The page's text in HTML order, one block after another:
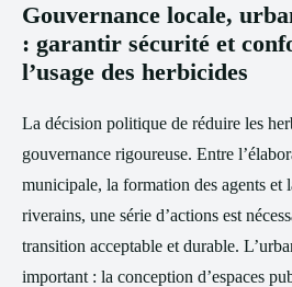
Gouvernance locale,
: garantir sécurité et
l’usage des herbicides
La décision politique de réduire les
gouvernance rigoureuse. Entre
municipale, la formation des agents et
riverains, une série d’actions est
transition acceptable et durable.
important : la conception d’espaces